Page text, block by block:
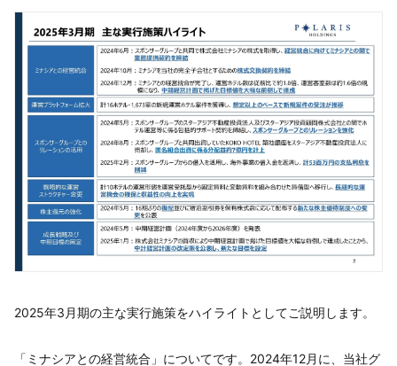
2025年3月期の主な実行施策をハイライトとしてご説明します。
「ミナシアとの経営統合」についてです。2024年12月に、当社グ